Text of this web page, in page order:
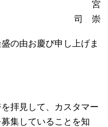
司 崇
の由お慶び申し上げま
拝見して、カスタマー
集していることを知